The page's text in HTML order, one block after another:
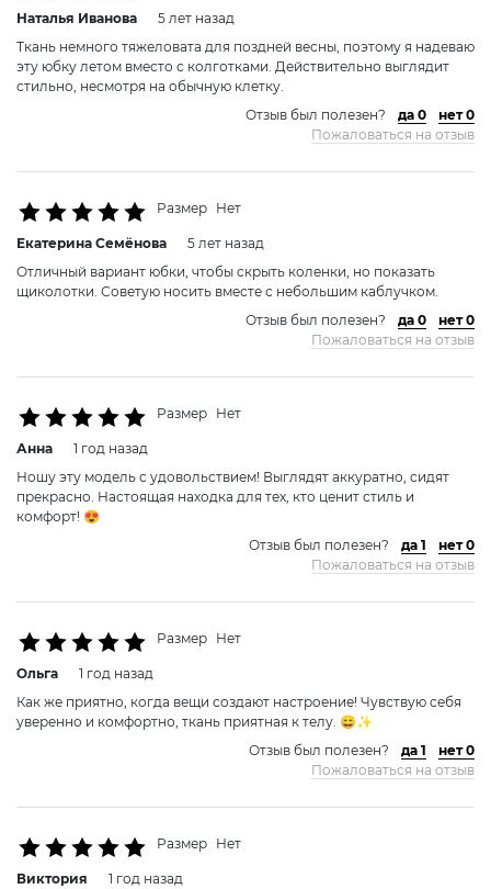
Наталья Ивановa
5 лет назад
Ткань немного тяжеловата для поздней весны, поэтому я надеваю
эту юбку летом вместо с колготками. Действительно выглядит
стильно, несмотря на обычную клетку.
Отзыв был полезен?
да 0
нет 0
Пожаловаться на отзыв
Размер Нет
Екатерина Семёновa
5 лет назад
Отличный вариант юбки, чтобы скрыть коленки, но показать
щиколотки. Советую носить вместе с небольшим каблучком.
Отзыв был полезен?
да 0
нет 0
Пожаловаться на отзыв
Размер Нет
Анна
1 год назад
Ношу эту модель с удовольствием! Выглядят аккуратно, сидят
прекрасно. Настоящая находка для тех, кто ценит стиль и
комфорт! 😍
Отзыв был полезен?
да 1
нет 0
Пожаловаться на отзыв
Размер Нет
Ольга
1 год назад
Как же приятно, когда вещи создают настроение! Чувствую себя
уверенно и комфортно, ткань приятная к телу. 😄✨
Отзыв был полезен?
да 1
нет 0
Пожаловаться на отзыв
Размер Нет
Виктория 1 год назад